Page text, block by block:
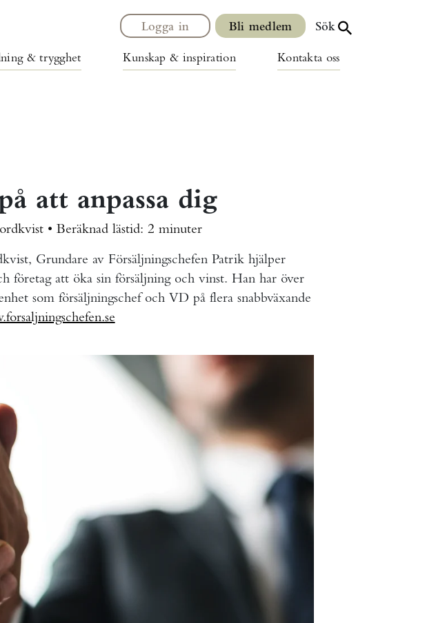
& trygghet Kunskap & inspiration Kontakta oss
Logga in Bli medlem Sök
att anpassa dig
• Beräknad lästid: 2 minuter
Grundare av Försäljningschefen Patrik hjälper
företag att öka sin försäljning och vinst. Han har över
som försäljningschef och VD på flera snabbväxande